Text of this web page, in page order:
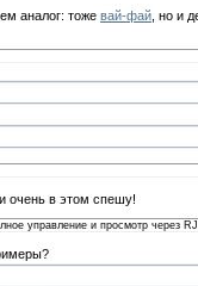
аналог: тоже вай-фай , но и
очень в этом спешу!
управление и просмотр через